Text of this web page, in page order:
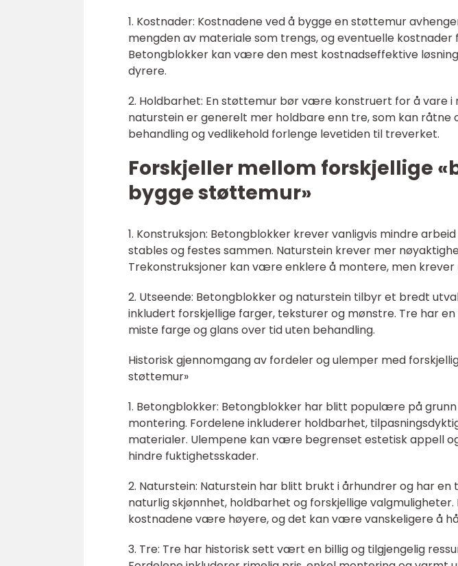
1. Kostnader: Kostnadene ved å bygge en støttemur
mengden av materiale som trengs, og eventuelle kostnader
Betongblokker kan være den mest kostnadseffektive
dyrere.
2. Holdbarhet: En støttemur bør være konstruert for å vare i
naturstein er generelt mer holdbare enn tre, som kan råtne
behandling og vedlikehold forlenge levetiden til treverket.
Forskjeller mellom forskjellige
bygge støttemur»
1. Konstruksjon: Betongblokker krever vanligvis mindre
stables og festes sammen. Naturstein krever mer
Trekonstruksjoner kan være enklere å montere, men krever
2. Utseende: Betongblokker og naturstein tilbyr et bredt
inkludert forskjellige farger, teksturer og mønstre. Tre har
miste farge og glans over tid uten behandling.
Historisk gjennomgang av fordeler og ulemper med
støttemur»
1. Betongblokker: Betongblokker har blitt populære på
montering. Fordelene inkluderer holdbarhet,
materialer. Ulempene kan være begrenset estetisk appell
hindre fuktighetsskader.
2. Naturstein: Naturstein har blitt brukt i århundrer og har en
naturlig skjønnhet, holdbarhet og forskjellige valgmuligheter.
kostnadene være høyere, og det kan være vanskeligere å
3. Tre: Tre har historisk sett vært en billig og tilgjengelig